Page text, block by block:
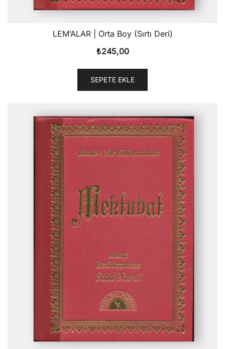
LEM’ALAR | Orta Boy (Sırtı Deri)
₺245,00
SEPETE EKLE